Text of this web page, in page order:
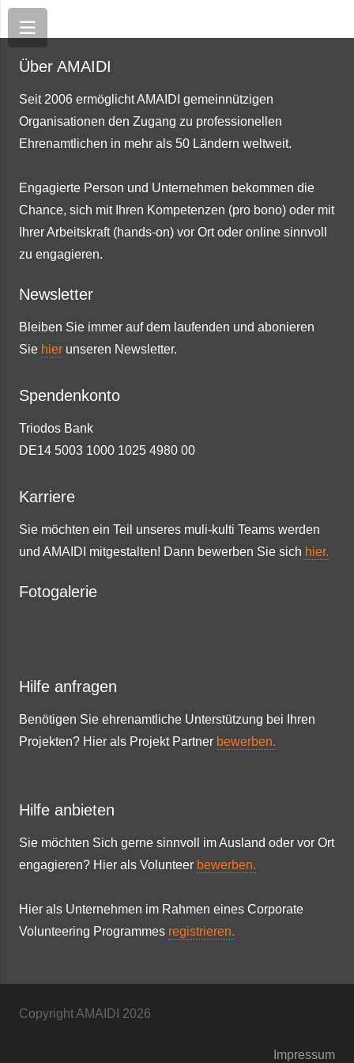
Über AMAIDI
Seit 2006 ermöglicht AMAIDI gemeinnützigen
Organisationen den Zugang zu professionellen
Ehrenamtlichen in mehr als 50 Ländern weltweit.
Engagierte Person und Unternehmen bekommen die
Chance, sich mit Ihren Kompetenzen (pro bono) oder mit
Ihrer Arbeitskraft (hands-on) vor Ort oder online sinnvoll
zu engagieren.
Newsletter
Bleiben Sie immer auf dem laufenden und abonieren
Sie hier unseren Newsletter.
Spendenkonto
Triodos Bank
DE14 5003 1000 1025 4980 00
Karriere
Sie möchten ein Teil unseres muli-kulti Teams werden
und AMAIDI mitgestalten! Dann bewerben Sie sich hier.
Fotogalerie
Hilfe anfragen
Benötigen Sie ehrenamtliche Unterstützung bei Ihren
Projekten? Hier als Projekt Partner bewerben.
Hilfe anbieten
Sie möchten Sich gerne sinnvoll im Ausland oder vor Ort
engagieren? Hier als Volunteer bewerben.
Hier als Unternehmen im Rahmen eines Corporate
Volunteering Programmes registrieren.
Copyright AMAIDI 2026
Impressum